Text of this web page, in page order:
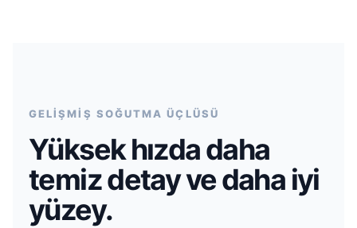
GELİŞMİŞ SOĞUTMA ÜÇLÜSÜ
Yüksek hızda daha
temiz detay ve daha iyi
yüzey.